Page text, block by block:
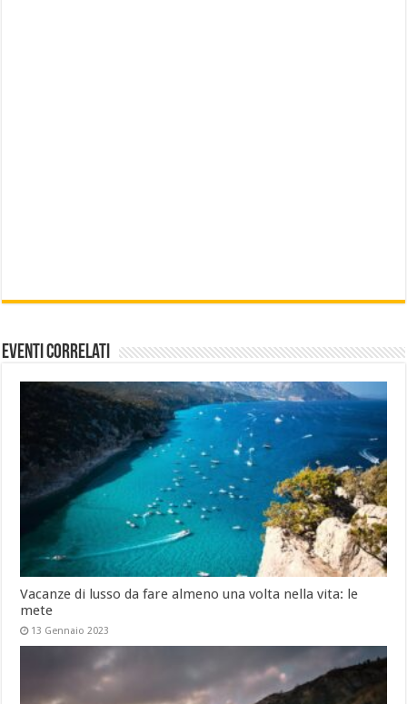
Eventi Correlati
Vacanze di lusso da fare almeno una volta nella vita: le
mete
13 Gennaio 2023